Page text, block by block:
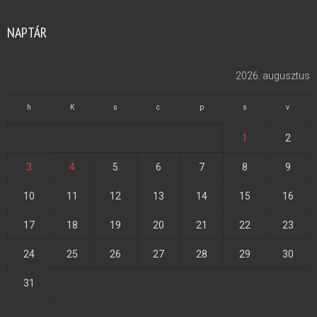
NAPTÁR
2026. augusztus
h K s c p s v
1 2
3 4 5 6 7 8 9
10 11 12 13 14 15 16
17 18 19 20 21 22 23
24 25 26 27 28 29 30
31